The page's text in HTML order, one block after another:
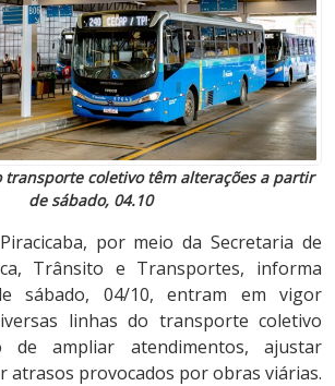
transporte coletivo têm alterações a partir
de sábado, 04.10
por meio da Secretaria de
Trânsito e Transportes, informa
sábado, 04/10, entram em vigor
linhas do transporte coletivo
ampliar atendimentos, ajustar
atrasos provocados por obras viárias.